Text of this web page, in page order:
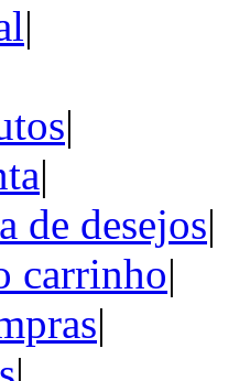
|
|
|
de desejos|
carrinho|
|